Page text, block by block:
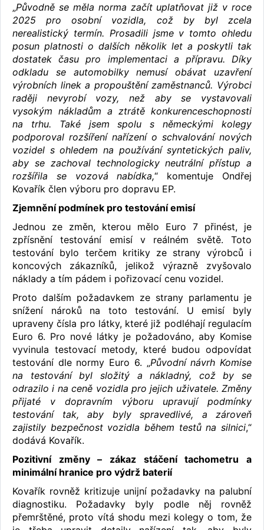
„Původně se měla norma začít uplatňovat již v roce
2025 pro osobní vozidla, což by byl zcela
nerealistický termín. Prosadili jsme v tomto ohledu
posun platnosti o dalších několik let a poskytli tak
dostatek času pro implementaci a přípravu. Díky
odkladu se automobilky nemusí obávat uzavření
výrobních linek a propouštění zaměstnanců. Výrobci
raději nevyrobí vozy, než aby se vystavovali
vysokým nákladům a ztrátě konkurenceschopnosti
na trhu. Také jsem spolu s německými kolegy
podporoval rozšíření nařízení o schvalování nových
vozidel s ohledem na používání syntetických paliv,
aby se zachoval technologicky neutrální přístup a
rozšířila se vozová nabídka,“ komentuje Ondřej
Kovařík člen výboru pro dopravu EP.
Zjemnění podmínek pro testování emisí
Jednou ze změn, kterou mělo Euro 7 přinést, je
zpřísnění testování emisí v reálném světě. Toto
testování bylo terčem kritiky ze strany výrobců i
koncových zákazníků, jelikož výrazně zvyšovalo
náklady a tím pádem i pořizovací cenu vozidel.
Proto dalším požadavkem ze strany parlamentu je
snížení nároků na toto testování. U emisí byly
upraveny čísla pro látky, které již podléhají regulacím
Euro 6. Pro nové látky je požadováno, aby Komise
vyvinula testovací metody, které budou odpovídat
testování dle normy Euro 6. „Původní návrh Komise
na testování byl složitý a nákladný, což by se
odrazilo i na ceně vozidla pro jejich uživatele. Změny
přijaté v dopravním výboru upravují podmínky
testování tak, aby byly spravedlivé, a zároveň
zajistily bezpečnost vozidla během testů na silnici,“
dodává Kovařík.
Pozitivní změny – zákaz stáčení tachometru a
minimální hranice pro výdrž baterií
Kovařík rovněž kritizuje unijní požadavky na palubní
diagnostiku. Požadavky byly podle něj rovněž
přemrštěné, proto vítá shodu mezi kolegy o tom, že